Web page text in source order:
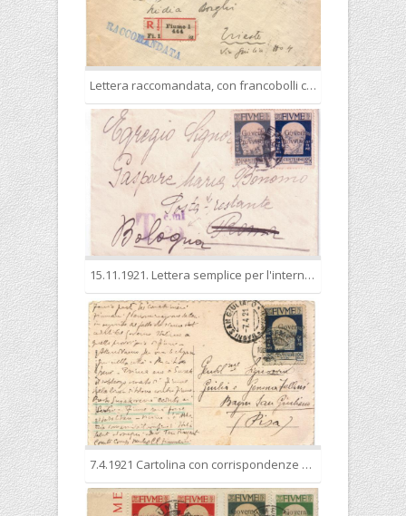
Lettera raccomandata, con francobolli con la nuova soprastampa, misti a non soprastampati. La tariffa applicata è ancora quella precedente, nonostante il cambio tariffario del 1° febbraio
15.11.1921. Lettera semplice per l'interno, rispedita da Roma a Bologna. Tassata in quanto superava il peso.
7.4.1921 Cartolina con corrispondenze epistolari per l’interno, spedita il 7.4.1921 nell’esatta tariffa di 25 cent.